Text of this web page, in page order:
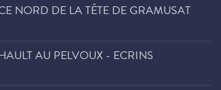
NORD DE LA TÊTE DE GRAMUSAT
AU PELVOUX - ECRINS